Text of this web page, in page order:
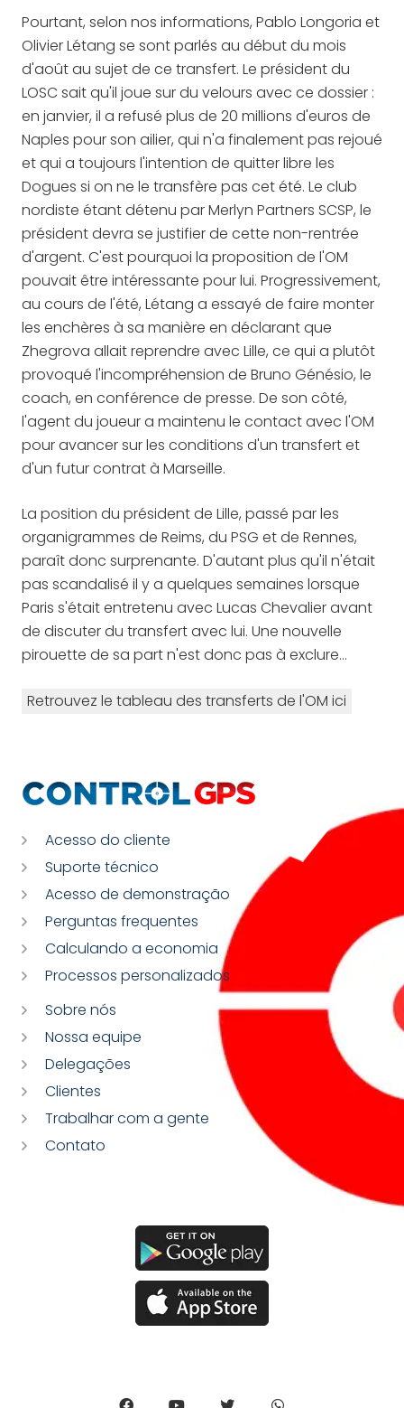
Pourtant, selon nos informations, Pablo Longoria et
Olivier Létang se sont parlés au début du mois
d'août au sujet de ce transfert. Le président du
LOSC sait qu'il joue sur du velours avec ce dossier :
en janvier, il a refusé plus de 20 millions d'euros de
Naples pour son ailier, qui n'a finalement pas rejoué
et qui a toujours l'intention de quitter libre les
Dogues si on ne le transfère pas cet été. Le club
nordiste étant détenu par Merlyn Partners SCSP, le
président devra se justifier de cette non-rentrée
d'argent. C'est pourquoi la proposition de l'OM
pouvait être intéressante pour lui. Progressivement,
au cours de l'été, Létang a essayé de faire monter
les enchères à sa manière en déclarant que
Zhegrova allait reprendre avec Lille, ce qui a plutôt
provoqué l'incompréhension de Bruno Génésio, le
coach, en conférence de presse. De son côté,
l'agent du joueur a maintenu le contact avec l'OM
pour avancer sur les conditions d'un transfert et
d'un futur contrat à Marseille.
La position du président de Lille, passé par les
organigrammes de Reims, du PSG et de Rennes,
paraît donc surprenante. D'autant plus qu'il n'était
pas scandalisé il y a quelques semaines lorsque
Paris s'était entretenu avec Lucas Chevalier avant
de discuter du transfert avec lui. Une nouvelle
pirouette de sa part n'est donc pas à exclure…
Retrouvez le tableau des transferts de l'OM ici
Acesso do cliente
Suporte técnico
Acesso de demonstração
Perguntas frequentes
Calculando a economia
Processos personalizados
Sobre nós
Nossa equipe
Delegações
Clientes
Trabalhar com a gente
Contato